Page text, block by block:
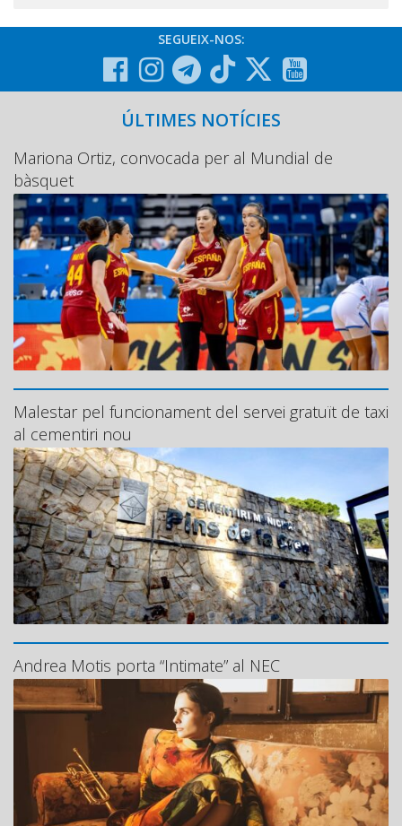
SEGUEIX-NOS:
ÚLTIMES NOTÍCIES
Mariona Ortiz, convocada per al Mundial de
bàsquet
Malestar pel funcionament del servei gratuït de taxi
al cementiri nou
Andrea Motis porta “Intimate” al NEC